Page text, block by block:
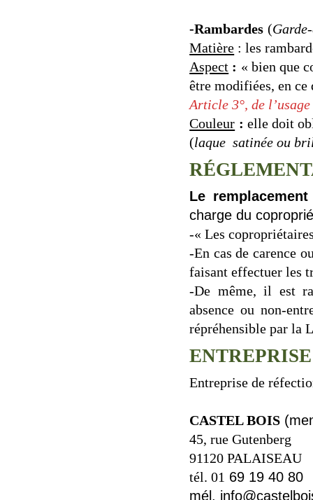
-Rambardes (
Matière : les
Aspect : « bien que
être modifiées, en
Article 3°, de
Couleur : elle doit
(laque satinée ou
Le
charge du
-« Les
-En cas de carence
faisant effectuer les
-De même, il est
absence ou non-
répréhensible par la
ENTREPRISE
Entreprise de
CASTEL BOIS
45, rue Gutenberg
91120 PALAISEAU
tél. 01 69 19 40 80
mél.